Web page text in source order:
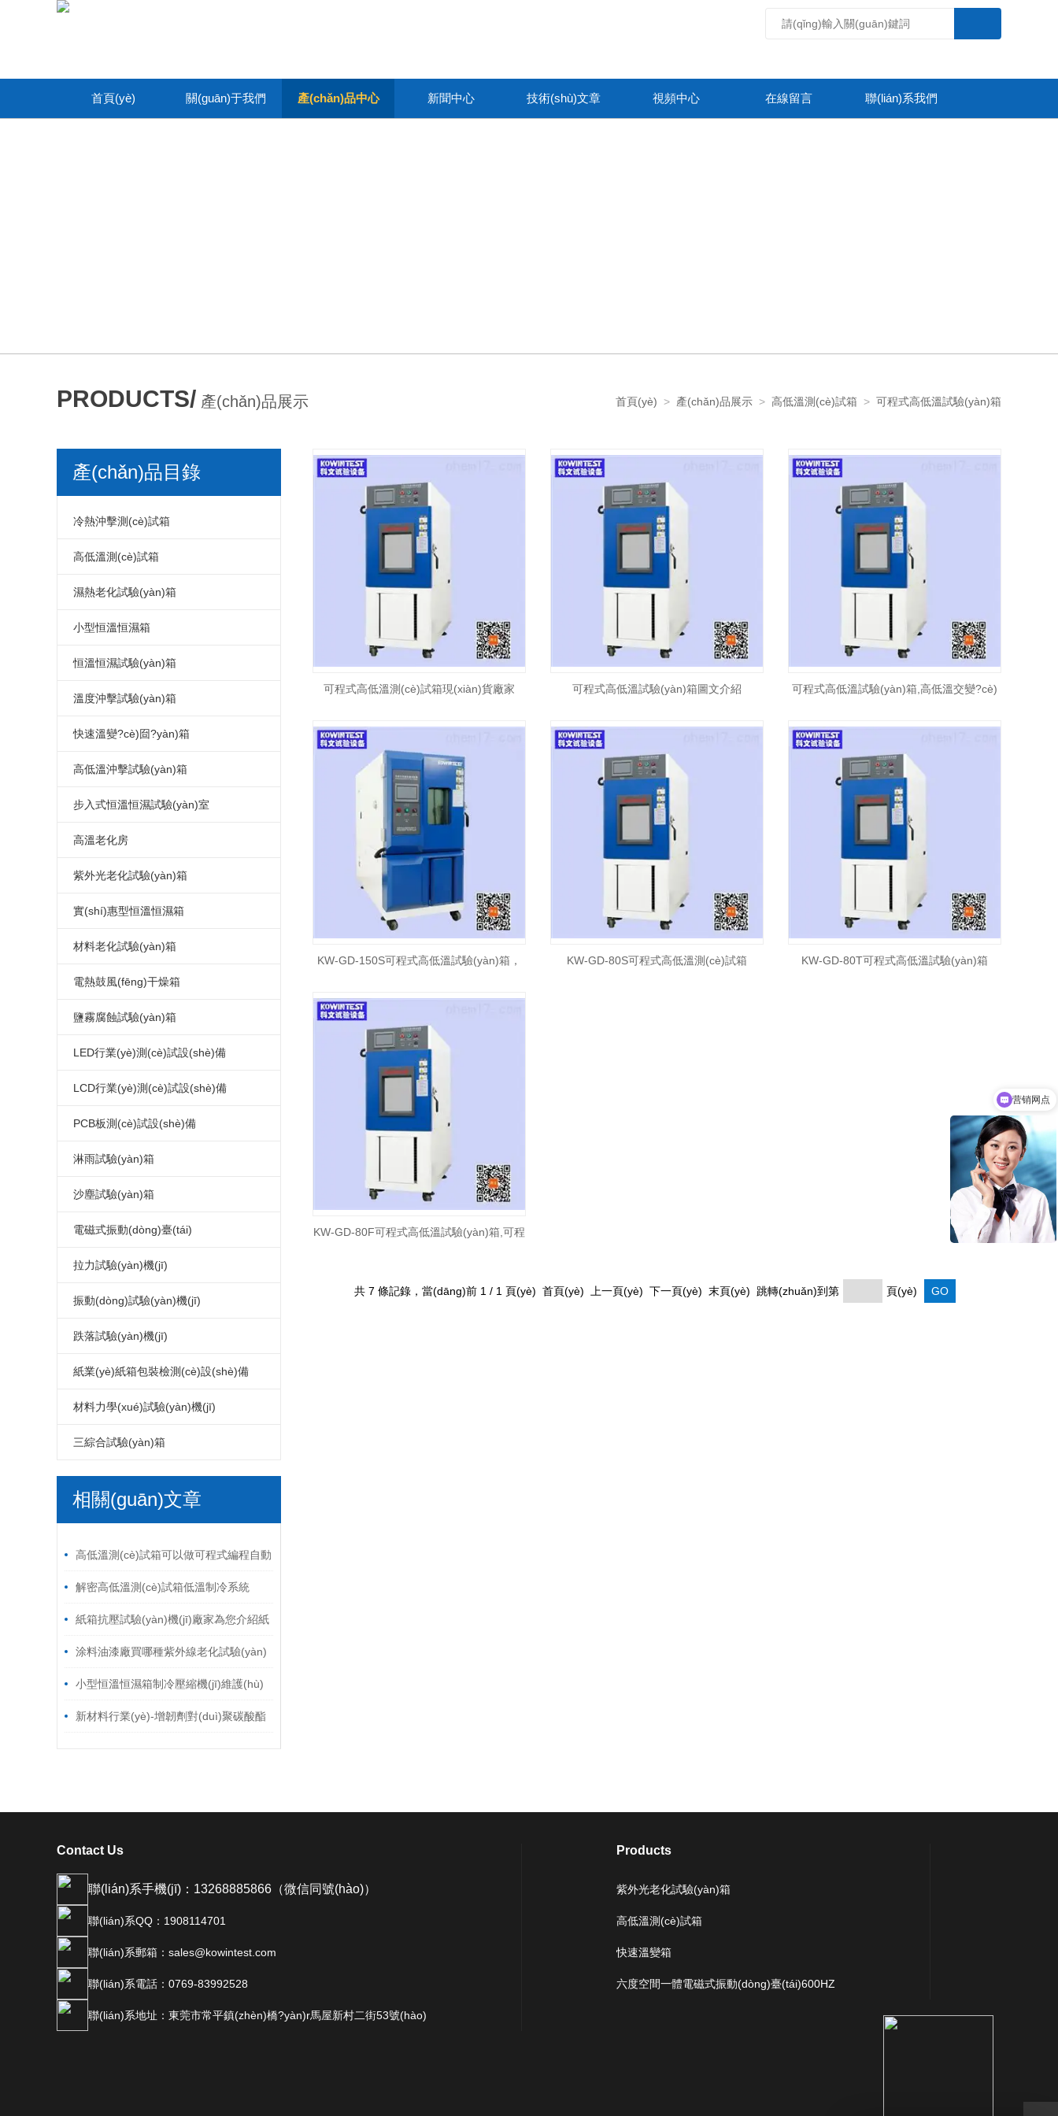
首頁(yè) 關(guān)于我們 產(chǎn)品中心 新聞中心 技術(shù)文章 視頻中心 在線留言 聯(lián)系我們
PRODUCTS/ 產(chǎn)品展示 首頁(yè) > 產(chǎn)品展示 > 高低溫測(cè)試箱 > 可程式高低溫試驗(yàn)箱
產(chǎn)品目錄
/ PRODUCT MENU
冷熱沖擊測(cè)試箱
冷熱沖擊箱
冷熱沖擊測(cè)試箱
冷熱沖擊試驗(yàn)箱
冷熱沖擊試驗(yàn)機(jī)
小型冷熱沖擊試驗(yàn)箱
三箱冷熱沖擊試驗(yàn)箱
兩箱冷熱沖擊試驗(yàn)箱
高低溫測(cè)試箱
高低溫測(cè)試箱
高低溫試驗(yàn)箱
高低溫測(cè)試儀器
高低溫試驗(yàn)機(jī)
可程式高低溫試驗(yàn)箱
高低溫交變?cè)囼?yàn)箱
高低溫循環(huán)試驗(yàn)箱
高低溫恒溫試驗(yàn)箱
高低溫老化試驗(yàn)箱
高低溫箱
濕熱老化試驗(yàn)箱
濕熱老化試驗(yàn)箱
交變濕熱試驗(yàn)箱
濕熱老化測(cè)試箱
高低溫交變濕熱試驗(yàn)箱
高低溫濕熱老化試驗(yàn)箱
小型恒溫恒濕箱
小型溫濕度試驗(yàn)箱
小型恒溫恒濕試驗(yàn)箱
小型高低溫試驗(yàn)箱
立式恒溫恒濕試驗(yàn)箱
恒溫恒濕試驗(yàn)箱
恒溫恒濕箱
恒溫恒濕試驗(yàn)箱
恒溫恒濕測(cè)試箱
恒溫恒濕試驗(yàn)機(jī)
小型恒溫恒濕箱
溫濕度試驗(yàn)箱
可程式恒溫恒濕箱
低濕型恒溫恒濕箱
恒溫恒濕箱價(jià)格
恒溫恒濕箱廠家
溫度沖擊試驗(yàn)箱
溫度沖擊試驗(yàn)箱
溫度沖擊試驗(yàn)機(jī)
溫度沖擊測(cè)試箱
溫度沖擊測(cè)試機(jī)
快速溫變?cè)囼?yàn)箱
溫度循環(huán)試驗(yàn)箱
快速溫變?cè)囼?yàn)箱
應(yīng)力篩選試驗(yàn)箱
快速溫變?cè)囼?yàn)箱
高低溫沖擊試驗(yàn)箱
高低溫沖擊試驗(yàn)箱
高低溫沖擊試驗(yàn)機(jī)
高低溫沖擊測(cè)試箱
高低溫沖擊測(cè)試機(jī)
步入式恒溫恒濕試驗(yàn)室
步入式恒溫恒濕試驗(yàn)室
恒溫恒濕實(shí)驗(yàn)室
步入式高低溫試驗(yàn)室
大型恒溫恒濕房
高溫老化房
高溫老化房
高溫老化室
步入式老化房
紫外光老化試驗(yàn)箱
紫外光老化試驗(yàn)箱
紫外線耐候試驗(yàn)箱
UV光老化試驗(yàn)箱
實(shí)惠型恒溫恒濕箱
小型恒溫恒濕箱
簡(jiǎn)單恒溫恒濕箱
實(shí)惠型恒溫恒濕箱
簡(jiǎn)易式恒溫恒濕箱
材料老化試驗(yàn)箱
UV紫外線老化測(cè)試儀
濕熱老化試驗(yàn)箱
高溫老化試驗(yàn)箱
氙弧燈老化試驗(yàn)箱
蒸汽老化試驗(yàn)箱
換氣老化試驗(yàn)箱
高溫老化箱
電熱鼓風(fēng)干燥箱
高溫烤箱
電熱鼓風(fēng)干燥箱
指針式電熱鼓風(fēng)干燥箱
真空干燥箱
電熱恒溫干燥箱
高溫馬弗爐
鹽霧腐蝕試驗(yàn)箱
標(biāo)準(zhǔn)型鹽水噴霧試驗
(yàn)箱
連續(xù)式鹽霧腐蝕試驗(yàn)箱
可程式鹽水噴霧試驗(yàn)機(jī)
LED行業(yè)測(cè)試設(shè)備
LED高低溫試驗(yàn)箱
LED高低溫濕熱試驗(yàn)箱
LED高低溫濕熱老化試驗(yàn)箱
LED恒溫恒濕試驗(yàn)箱
LED高低溫冷熱沖擊試驗(yàn)箱
LED高低溫沖擊試驗(yàn)箱
LED高溫老化箱
LED紫外光老化試驗(yàn)箱
LED步入式恒溫恒濕試驗(yàn)室
LED高溫老化房
(tái)
LED跌落試驗(yàn)機(jī)
LCD行業(yè)測(cè)試設(shè)備
LCD高低溫試驗(yàn)箱
LCD高低溫濕熱試驗(yàn)箱
LCD濕熱老化試驗(yàn)箱
LCD恒溫恒濕試驗(yàn)箱
LCD冷熱沖擊試驗(yàn)箱
LCD高低溫沖擊試驗(yàn)箱
LCD高溫老化箱
LCD紫外光老化試驗(yàn)箱
LCD步入式恒溫恒濕試驗(yàn)室
LCD高溫老化房
LCD包裝運(yùn)輸振動(dòng)臺
PCB板測(cè)試設(shè)備
PCB高低溫測(cè)試箱
PCB電路板濕熱老化試驗(yàn)箱
PCB板恒溫恒濕試驗(yàn)箱
PCB板冷熱沖擊試驗(yàn)箱
電路板高低溫沖擊試驗(yàn)箱
PCB電路板高溫老化箱
電路板紫外光老化試驗(yàn)箱
PCB板步入式恒溫恒濕試驗(yàn)室
PCB電路板高溫老化房
PCB電路板鼓風(fēng)干燥箱
淋雨試驗(yàn)箱
淋雨試驗(yàn)箱
沙塵試驗(yàn)箱
沙塵試驗(yàn)箱
電磁式振動(dòng)臺(tái)
電磁振動(dòng)臺(tái)
電磁吸合式振動(dòng)臺(tái)
垂直水平振動(dòng)試驗(yàn)機(jī)
電腦式電磁振動(dòng)臺(tái)
四度空間一體振動(dòng)臺(tái)
六度空間一體振動(dòng)臺(tái)
拉力試驗(yàn)機(jī)
桌上型拉力試驗(yàn)機(jī)
微電腦拉力試驗(yàn)機(jī)
電腦式拉力試驗(yàn)機(jī)
伺服控制拉力試驗(yàn)機(jī)
高低溫拉力試驗(yàn)機(jī)
振動(dòng)試驗(yàn)機(jī)
模擬運(yùn)輸振動(dòng)試驗(yàn)
臺(tái)
機(jī)械振動(dòng)試驗(yàn)機(jī)
電磁式掃頻振動(dòng)臺(tái)
跌落試驗(yàn)機(jī)
單臂跌落試驗(yàn)機(jī)
雙臂跌落試驗(yàn)機(jī)
自由跌落試驗(yàn)機(jī)
紙業(yè)紙箱包裝檢測(cè)設(shè)備
紙箱抗壓試驗(yàn)機(jī)
破裂強(qiáng)度試驗(yàn)機(jī)
環(huán)壓強(qiáng)度試驗(yàn)機
(jī)
跌落試驗(yàn)機(jī)
油墨脫色試驗(yàn)機(jī)
材料力學(xué)試驗(yàn)機(jī)
鞋材檢測(cè)試驗(yàn)機(jī)
線材彎折試驗(yàn)機(jī)
插拔力試驗(yàn)機(jī)
按鍵壽命試驗(yàn)機(jī)
三綜合試驗(yàn)箱
溫濕度振動(dòng)三綜合試驗(yàn)
箱
相關(guān)文章
高低溫測(cè)試箱可以做可程式編程自動
(dòng)循環(huán)試驗(yàn)嗎？
解密高低溫測(cè)試箱低溫制冷系統
(tǒng)出現(xiàn)故障的原因
紙箱抗壓試驗(yàn)機(jī)廠家為您介紹紙
箱堆碼試驗(yàn)機(jī)的常見(jiàn)試驗
(yàn)方法
涂料油漆廠買哪種紫外線老化試驗(yàn)
箱？小型恒溫恒濕箱制冷壓縮機(jī)維護(hù)
方法與保養(yǎng)事項(xiàng)
新材料行業(yè)-增韌劑對(duì)聚碳酸酯
可程式高低溫測(cè)試箱現(xiàn)貨廠家 可程式高低溫試驗(yàn)箱圖文介紹 可程式高低溫試驗(yàn)箱,高低溫交變?cè)
KW-GD-150S可程式高低溫試驗(yàn)箱， KW-GD-80S可程式高低溫測(cè)試箱 KW-GD-80T可程式高低溫試驗(yàn)箱
KW-GD-80F可程式高低溫試驗(yàn)箱,可程
共 7 條記錄，當(dāng)前 1 / 1 頁(yè) 首頁(yè) 上一頁(yè) 下一頁(yè) 末頁(yè) 跳轉(zhuǎn)到第 頁(yè)
Contact Us
聯(lián)系手機(jī)：13268885866（微信同號(hào)）
聯(lián)系QQ：1908114701
聯(lián)系郵箱：sales@kowintest.com
聯(lián)系電話：0769-83992528
聯(lián)系地址：東莞市常平鎮(zhèn)橋?yàn)r馬屋新村二街53號(hào)
Products
紫外光老化試驗(yàn)箱
高低溫測(cè)試箱
快速溫變箱
六度空間一體電磁式振動(dòng)臺(tái)600HZ
营销网点